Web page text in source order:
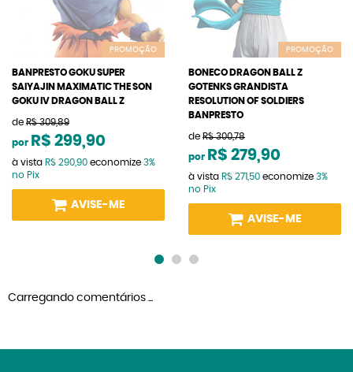
PROMOÇÃO
BANPRESTO GOKU SUPER
SAIYAJIN MAXIMATIC THE SON
GOKU IV DRAGON BALL Z
de R$ 309,89
por R$ 299,90
à vista R$ 290,90 economize 3%
no Pix
AVISE-ME
PROMOÇÃO
BONECO DRAGON BALL Z
GOTENKS GRANDISTA
RESOLUTION OF SOLDIERS
BANPRESTO
de R$ 300,78
por R$ 279,90
à vista R$ 271,50 economize 3%
no Pix
AVISE-ME
Carregando comentários ...